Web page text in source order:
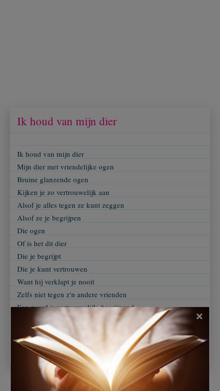
Ik houd van mijn dier
Ik houd van mijn dier
Mijn dier met vriendelijke ogen
Bruine glanzende ogen
Kijken je zo vertrouwelijk aan
Alsof je alles tegen ze kunt zeggen
Alsof ze je begrijpen
Die ogen
Of is het dit dier
Die je begrijpt
Die je kunt vertrouwen
Want hij verklapt je nooit
Zelfs niet tegen z'n andere vrienden
Een paard is vertrouwelijk, begrijpend
Een paard is alles!
Ik houd van mij dier
×